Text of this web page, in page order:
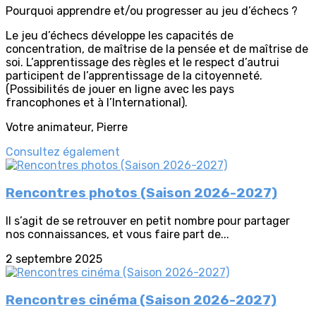
Pourquoi apprendre et/ou progresser au jeu d’échecs ?
Le jeu d’échecs développe les capacités de
concentration, de maîtrise de la pensée et de maîtrise de
soi. L’apprentissage des règles et le respect d’autrui
participent de l’apprentissage de la citoyenneté.
(Possibilités de jouer en ligne avec les pays
francophones et à l’International).
Votre animateur, Pierre
Consultez également
Rencontres photos (Saison 2026-2027)
Il s’agit de se retrouver en petit nombre pour partager
nos connaissances, et vous faire part de...
2 septembre 2025
Rencontres cinéma (Saison 2026-2027)